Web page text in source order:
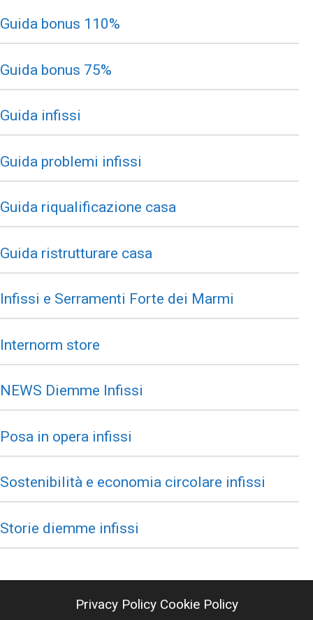
Guida bonus 110%
Guida bonus 75%
Guida infissi
Guida problemi infissi
Guida riqualificazione casa
Guida ristrutturare casa
Infissi e Serramenti Forte dei Marmi
Internorm store
NEWS Diemme Infissi
Posa in opera infissi
Sostenibilità e economia circolare infissi
Storie diemme infissi
Privacy Policy Cookie Policy